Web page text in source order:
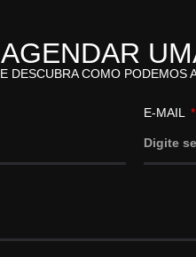
DESCUBRA COMO PODEMOS
E-MAIL